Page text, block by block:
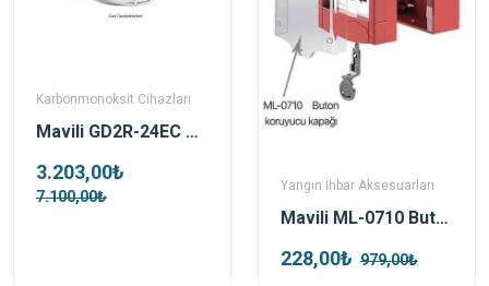
Karbonmonoksit Cihazları
Mavili GD2R-24EC Karbonmonoksİt Gaz Dedektörü (Co)
3.203,00₺
7.100,00₺
Yangın İhbar Aksesuarları
Mavili ML-0710 Buton Koruyucu Kapağı
228,00₺ 979,00₺